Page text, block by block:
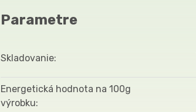
Parametre
Skladovanie
Energetická hodnota na 100g
výrobku